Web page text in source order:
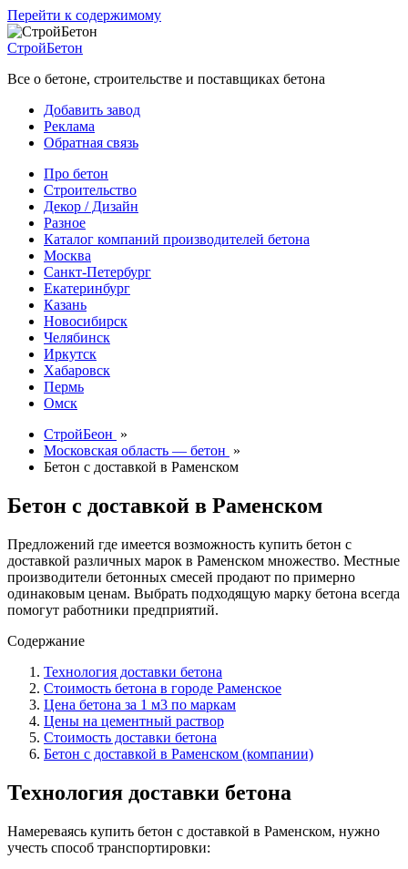
Перейти к содержимому
СтройБетон
Все о бетоне, строительстве и поставщиках бетона
Добавить завод
Реклама
Обратная связь
Про бетон
Строительство
Декор / Дизайн
Разное
Каталог компаний производителей бетона
Москва
Санкт-Петербург
Екатеринбург
Казань
Новосибирск
Челябинск
Иркутск
Хабаровск
Пермь
Омск
СтройБеон »
Московская область — бетон »
Бетон с доставкой в Раменском
Бетон с доставкой в Раменском
Предложений где имеется возможность купить бетон с
доставкой различных марок в Раменском множество. Местные
производители бетонных смесей продают по примерно
одинаковым ценам. Выбрать подходящую марку бетона всегда
помогут работники предприятий.
Содержание
Технология доставки бетона
Стоимость бетона в городе Раменское
Цена бетона за 1 м3 по маркам
Цены на цементный раствор
Стоимость доставки бетона
Бетон с доставкой в Раменском (компании)
Технология доставки бетона
Намереваясь купить бетон с доставкой в Раменском, нужно
учесть способ транспортировки: